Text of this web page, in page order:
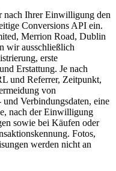
nach Ihrer Einwilligung den
Conversions API ein.
Merrion Road, Dublin
wir ausschließlich
erste
Erstattung. Je nach
und Referrer, Zeitpunkt,
von
Verbindungsdaten, eine
nach der Einwilligung
sowie bei Käufen oder
Fotos,
werden nicht an